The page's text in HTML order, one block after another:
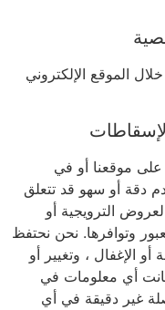
الموقع الإلكتروني
موقعنا أو في
دقة أو سهو قد تتعلق
الترويجية أو
وتوافرها. نحن نحتفظ
الإغفال ، وتغيير أو
كانت أي معلومات في
غير دقيقة في أي